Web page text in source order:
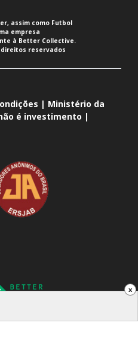
x
assim como Futbol
empresa
à Better Collective.
direitos reservados
| Ministério da
é investimento |